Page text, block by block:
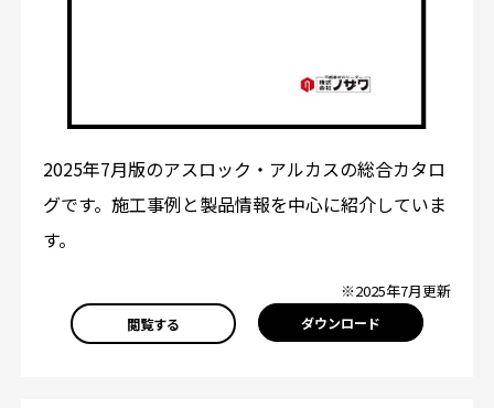
2025年7月版のアスロック・アルカスの総合カタロ
グです。施工事例と製品情報を中心に紹介していま
す。
※2025年7月更新
閲覧する ダウンロード